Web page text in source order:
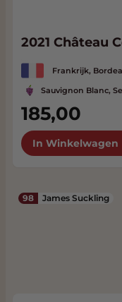
2021 Château
Frankrijk,
Sauvignon Blanc,
185,00
In Winkelwagen
98 James Suckling